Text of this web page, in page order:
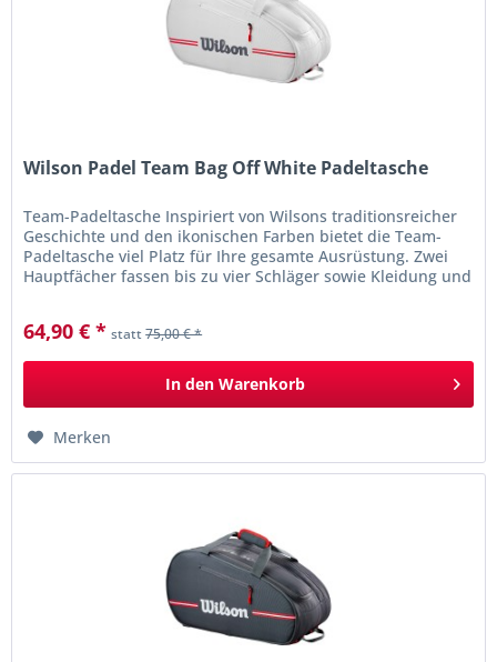
Wilson Padel Team Bag Off White Padeltasche
Team-Padeltasche Inspiriert von Wilsons traditionsreicher
Geschichte und den ikonischen Farben bietet die Team-
Padeltasche viel Platz für Ihre gesamte Ausrüstung. Zwei
Hauptfächer fassen bis zu vier Schläger sowie Kleidung und
64,90 € * statt75,00 € *
In den Warenkorb
Merken